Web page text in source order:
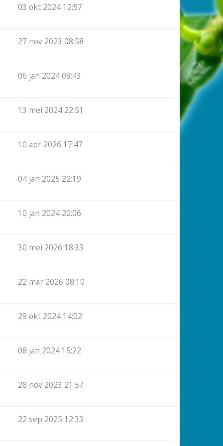
03 okt 2024 12:57
27 nov 2023 08:58
06 jan 2024 08:43
13 mei 2024 22:51
10 apr 2026 17:47
04 jan 2025 22:19
10 jan 2024 20:06
30 mei 2026 18:33
22 mar 2026 08:10
29 okt 2024 14:02
08 jan 2024 15:22
28 nov 2023 21:57
22 sep 2025 12:33